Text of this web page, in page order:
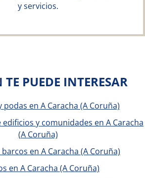
y servicios.
PUEDE INTERESAR
podas en A Caracha (A Coruña)
y comunidades en A Caracha
(A Coruña)
en A Caracha (A Coruña)
en A Caracha (A Coruña)